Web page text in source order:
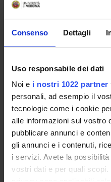
Consenso Dettagli
Uso responsabile dei dati
Noi e i nostri 1022 partner
personali, ad esempio il
tecnologie come i cookie
alle informazioni sul vostro
pubblicare annunci e
gli annunci e i contenuti,
i servizi. Avete la
vostri dati e per quali
ethics and psychoanalysis.
PHD PROGRAMMES AND
TRAINING
Contacts
People
Places